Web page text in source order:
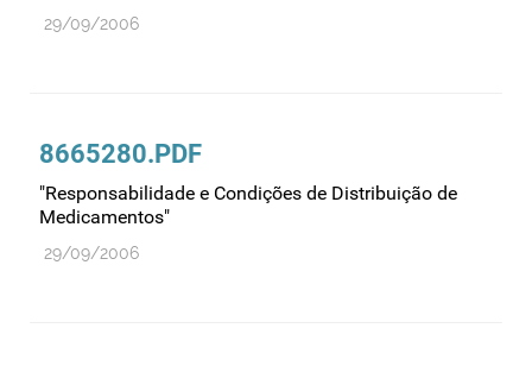
29/09/2006
8665280.PDF
"Responsabilidade e Condições de Distribuição de
Medicamentos"
29/09/2006